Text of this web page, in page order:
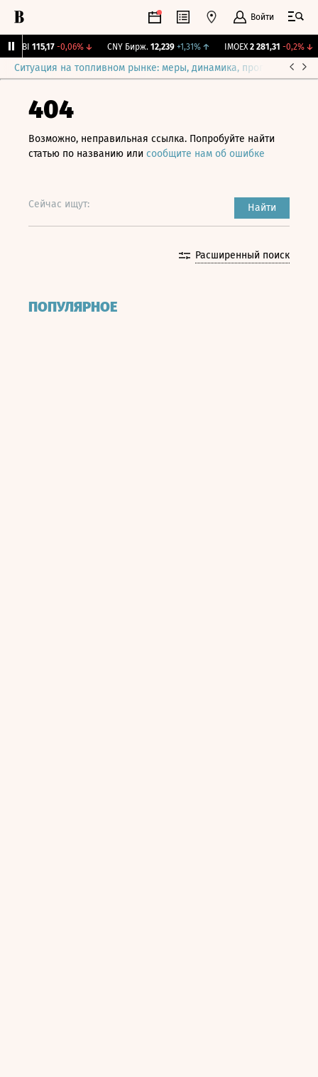
Войти
115,17 -0,06%↓ CNY Бирж. 12,239 +1,31%↑ IMOEX 2 281,31 -0,2%↓
Ситуация на топливном рынке: меры, динамика, прогнозы
404
Возможно, неправильная ссылка. Попробуйте найти
статью по названию или сообщите нам об ошибке
Сейчас ищут: Найти
Расширенный поиск
ПОПУЛЯРНОЕ